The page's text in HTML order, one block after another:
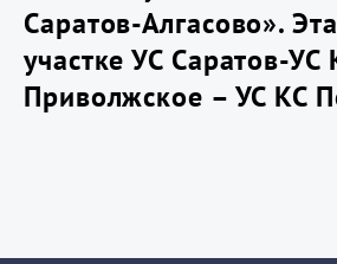
Саратов-Алгасово».
участке УС Саратов-УС
Приволжское – УС КС